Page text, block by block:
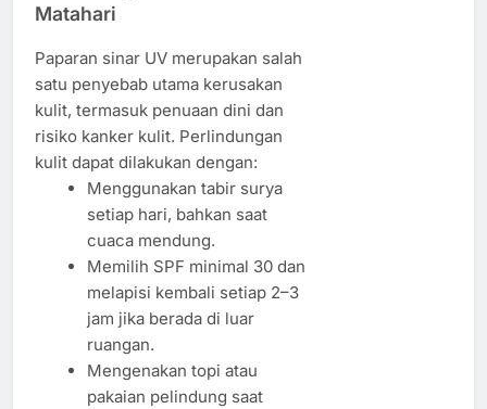
Matahari
Paparan sinar UV merupakan salah
satu penyebab utama kerusakan
kulit, termasuk penuaan dini dan
risiko kanker kulit. Perlindungan
kulit dapat dilakukan dengan:
Menggunakan tabir surya
setiap hari, bahkan saat
cuaca mendung.
Memilih SPF minimal 30 dan
melapisi kembali setiap 2–3
jam jika berada di luar
ruangan.
Mengenakan topi atau
pakaian pelindung saat